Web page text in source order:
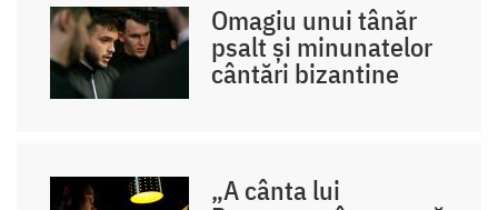
Omagiu unui tânăr
psalt și minunatelor
cântări bizantine
„A cânta lui